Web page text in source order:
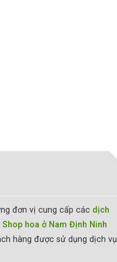
đơn vị cung cấp các dịch
Shop hoa ở Nam Định Ninh
hàng được sử dụng dịch vụ